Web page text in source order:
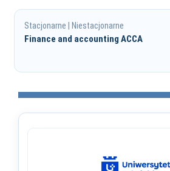
Stacjonarne | Niestacjonarne
Finance and accounting ACCA